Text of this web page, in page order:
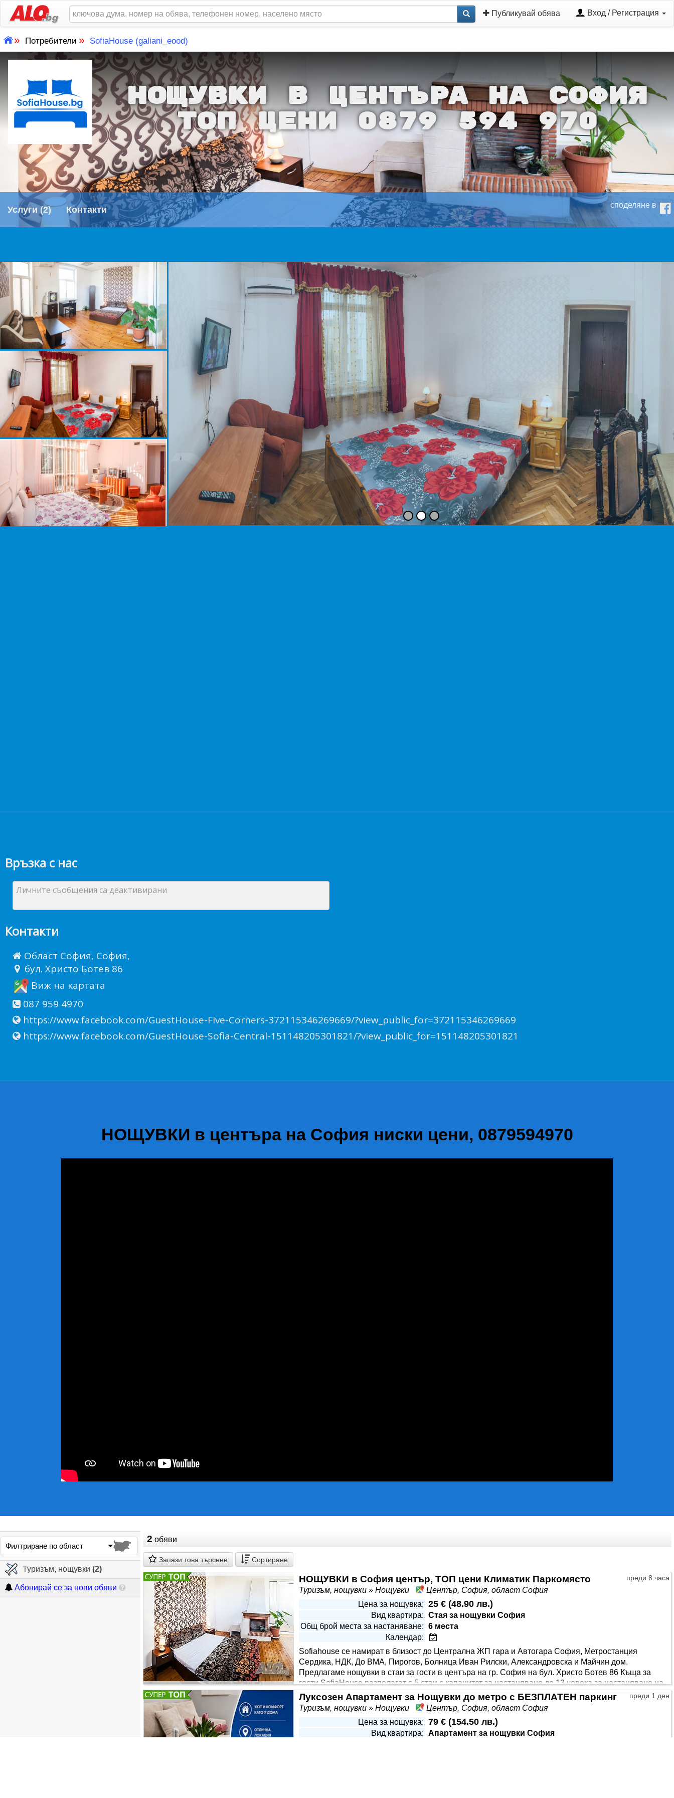
Публикувай обява Вход / Регистрация
» Потребители» SofiaHouse (galiani_eood)
НОЩУВКИ В ЦЕНТЪРА НА СОФИЯ
ТОП ЦЕНИ 0879 594 970
Услуги (2) Контакти споделяне в
Връзка с нас
Контакти
Област София, София,
бул. Христо Ботев 86
Виж на картата
087 959 4970
https://www.facebook.com/GuestHouse-Five-Corners-372115346269669/?view_public_for=372115346269669
https://www.facebook.com/GuestHouse-Sofia-Central-151148205301821/?view_public_for=151148205301821
НОЩУВКИ в центъра на София ниски цени, 0879594970
Филтриране по област
Туризъм, нощувки (2)
Абонирай се за нови обяви
2 обяви
Запази това търсене Сортиране
преди 8 часа
НОЩУВКИ в София център, ТОП цени Климатик Паркомясто
Туризъм, нощувки » Нощувки
Център, София, област София
Цена за нощувка: 25 € (48.90 лв.)
Вид квартира: Стая за нощувки София
Общ брой места за настаняване: 6 места
Календар:
Sofiahouse се намират в близост до Централна ЖП гара и Автогара София, Метростанция
Сердика, НДК, До ВМА, Пирогов, Болница Иван Рилски, Александровска и Майчин дом.
Предлагаме нощувки в стаи за гости в центъра на гр. София на бул. Христо Ботев 86 Къща за
гости SofiaHouse разполагат с 5 стаи с капацитет за настаняване до 13 човека за настаняване на
гости в Единични, Двойни, Тройни, Четворни, Апартамент (Малък суит). Стаите са с ново обзавеждане. Има 24 часа достъп на гостите до
стаите с код. Всяка стая е между 15 и 22 кв.м. Възможност за краткосрочен и дългосрочен престой. За настаняване на гр..
преди 1 ден
Луксозен Апартамент за Нощувки до метро с БЕЗПЛАТЕН паркинг
Туризъм, нощувки » Нощувки
Център, София, област София
Цена за нощувка: 79 € (154.50 лв.)
Вид квартира: Апартамент за нощувки София